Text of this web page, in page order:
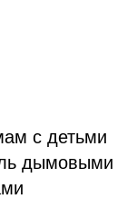
с детьми
дымовыми